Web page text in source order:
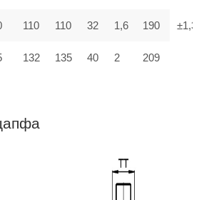
±1,3
110 110 32 1,6 190
132 135 40 2 209